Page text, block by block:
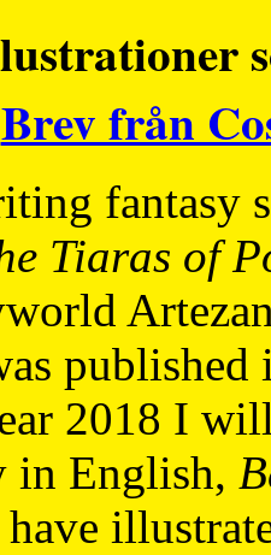
Brev från
fantasy
Tiaras of
published
2018 I
in English,